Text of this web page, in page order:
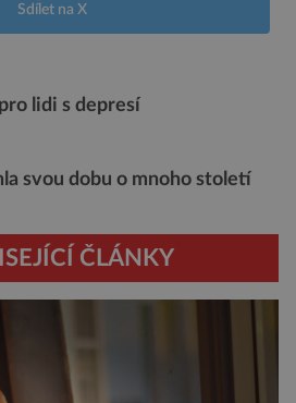
Sdílet na X
lidi s depresí
svou dobu o mnoho století
ČLÁNKY